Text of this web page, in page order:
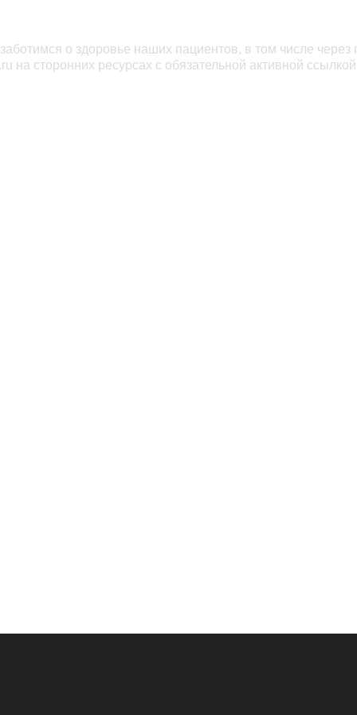
о здоровье наших пациентов, в том числе
сторонних ресурсах с обязательной активной